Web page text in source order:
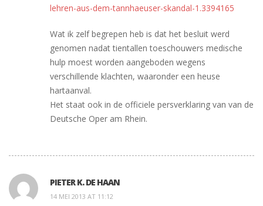
lehren-aus-dem-tannhaeuser-skandal-1.3394165
Wat ik zelf begrepen heb is dat het besluit werd
genomen nadat tientallen toeschouwers medische
hulp moest worden aangeboden wegens
verschillende klachten, waaronder een heuse
hartaanval.
Het staat ook in de officiele persverklaring van van de
Deutsche Oper am Rhein.
PIETER K. DE HAAN
14 MEI 2013 AT 11:12